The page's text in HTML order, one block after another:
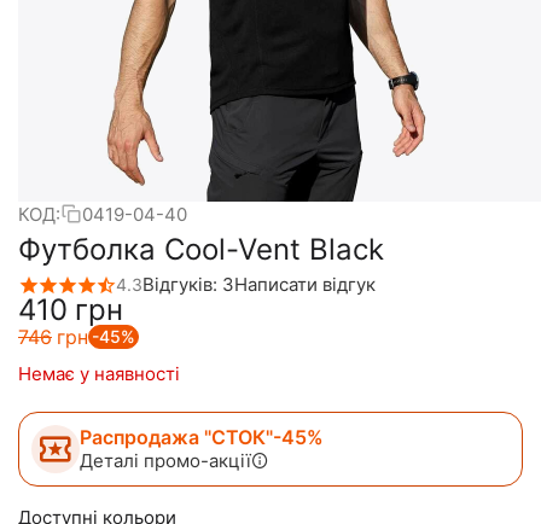
КОД: 0419-04-40
Футболка Cool-Vent Black
4.3Відгуків: 3Написати відгук
‍410‍ грн
‍746‍ грн -45%
Немає у наявності
Распродажа "СТОК"-45%
Деталі промо-акції
Доступні кольори